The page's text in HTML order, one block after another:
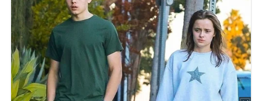
Kakao mit 2 Eßlöffel Zucker und zwei bis drei Eßlöffel
Milch zu einem dicken Brei rühren und diesen Brei in die
eine Teighälfte mit dem Rührlöffel gut einarbeiten. Der
helle und der dunkle Teig werden nun abwechselnd in die
Form gefüllt. Bei Mittelhitze in etwa einer Stunde
ausbacken. Wird der Kuchen nach dem Erkalten
aufgeschnitten, ist er von Schokoladestreifen durchzogen.